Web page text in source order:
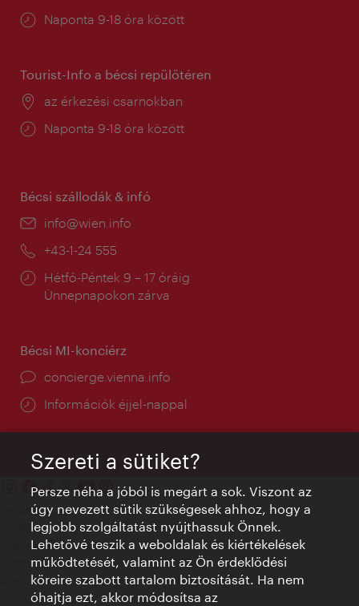
Nyitva
Naponta 9-18 óra között
Tourist-Info a bécsi repülőtéren
Helyszín:
az érkezési csarnokban
Nyitva
Naponta 9-18 óra között
Bécsi szállodák & infó
E-
info@wien.info
Telefon:
+43-1-24 555
Nyitva
tartás:
Hétfő-Péntek 9 – 17 óráig
Ünnepnapokon zárva
Bécsi MI-konciérz
concierge.vienna.info
Információk éjjel-nappal
Kapcsolat
Credits
Adatvédelmi nyilatkozat
Terms of Use
Megközelíthetőség
Sajtókapcsolat
Szereti a sütiket?
Persze néha a jóból is megárt a sok. Viszont az
úgy nevezett sütik szükségesek ahhoz, hogy a
legjobb szolgáltatást nyújthassuk Önnek.
Lehetővé teszik a weboldalak és kiértékelések
működtetését, valamint az Ön érdeklődési
köreire szabott tartalom biztosítását. Ha nem
óhajtja ezt, akkor módosítsa az